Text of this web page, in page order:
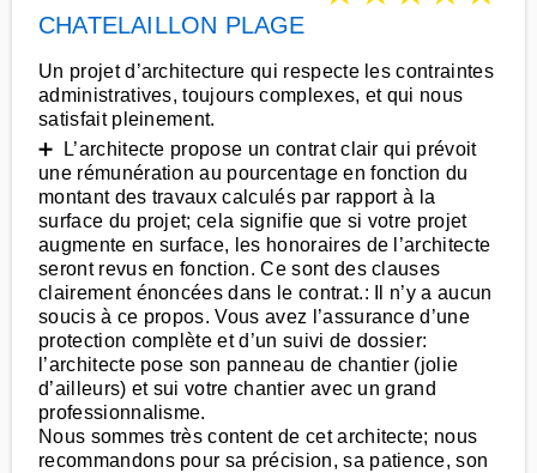
CHATELAILLON PLAGE
Un projet d’architecture qui respecte les contraintes
administratives, toujours complexes, et qui nous
satisfait pleinement.
➕ L’architecte propose un contrat clair qui prévoit
une rémunération au pourcentage en fonction du
montant des travaux calculés par rapport à la
surface du projet; cela signifie que si votre projet
augmente en surface, les honoraires de l’architecte
seront revus en fonction. Ce sont des clauses
clairement énoncées dans le contrat.: Il n’y a aucun
soucis à ce propos. Vous avez l’assurance d’une
protection complète et d’un suivi de dossier:
l’architecte pose son panneau de chantier (jolie
d’ailleurs) et sui votre chantier avec un grand
professionnalisme.
Nous sommes très content de cet architecte; nous
recommandons pour sa précision, sa patience, son